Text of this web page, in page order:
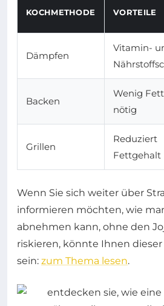
KOCHMETHODE VORTEILE
Dämpfen
Vitamin-
Backen
Wenig
nötig
Grillen
Reduziert
Fettgehalt
Wenn Sie sich weiter über
informieren möchten, wie
abnehmen kann, ohne den
riskieren, könnte Ihnen
sein: zum Thema lesen.